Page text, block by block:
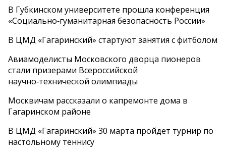
В Губкинском университете прошла конференция
«Социально‑гуманитарная безопасность России»
В ЦМД «Гагаринский» стартуют занятия с фитболом
Авиамоделисты Московского дворца пионеров
стали призерами Всероссийской
научно‑технической олимпиады
Москвичам рассказали о капремонте дома в
Гагаринском районе
В ЦМД «Гагаринский» 30 марта пройдет турнир по
настольному теннису